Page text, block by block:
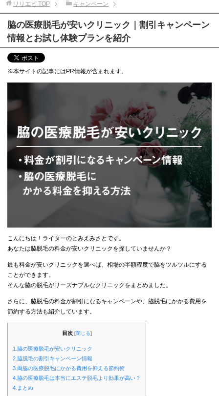
リリエピ TOP キャンペーン
脇の医療脱毛が安いクリニック｜割引キャンペーン
情報とお試し体験プランを紹介
※本サイトの記事にはPR情報が含まれます。
こんにちは！ライターのとみえみさとです。
あなたは脇脱毛の料金が安いクリニックを探していませんか？
最も料金が安いクリニックを選べば、相場の半額程度で脇をツルツルにする
ことができます。
そんな脇の脱毛がリーズナブルなクリニックをまとめました。
さらに、脇脱毛の料金が割引になるキャンペーンや、脇脱毛にかかる費用を
節約する方法も紹介しています。
目次 [閉じる]
1.脇の医療脱毛が安いクリニック
2.脇脱毛の割引キャンペーン情報
3.両脇の医療脱毛にかかる費用を抑える節約術
4.脇の医療脱毛は本当にエステ脱毛より効果が高い？
4.まとめ